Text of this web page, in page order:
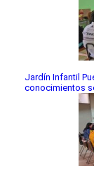
Jardín Infantil
conocimientos